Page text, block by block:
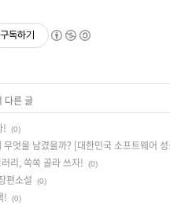
구독하기
다른 글
!
(0)
엇을 남겼을까? [대한민국 소프트웨어
리, 쏙쏙 골라 쓰자! (0)
편소설 (0)
! (0)